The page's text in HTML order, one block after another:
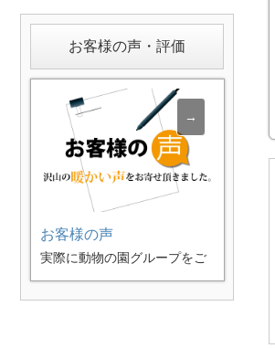
お客様の声・評価
お客様の声
実際に動物の園グループをご
利用いただきましたお客様よ
り暖かい声や評価を頂きまし